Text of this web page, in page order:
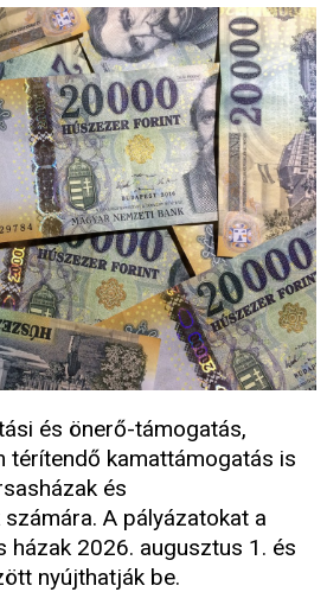
és önerő-támogatás,
térítendő kamattámogatás is
és
A pályázatokat a
házak 2026. augusztus 1. és
nyújthatják be.